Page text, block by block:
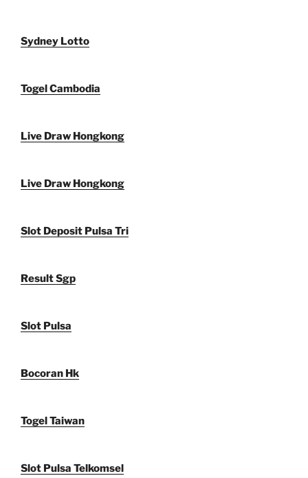
Sydney Lotto
Togel Cambodia
Live Draw Hongkong
Live Draw Hongkong
Slot Deposit Pulsa Tri
Result Sgp
Slot Pulsa
Bocoran Hk
Togel Taiwan
Slot Pulsa Telkomsel